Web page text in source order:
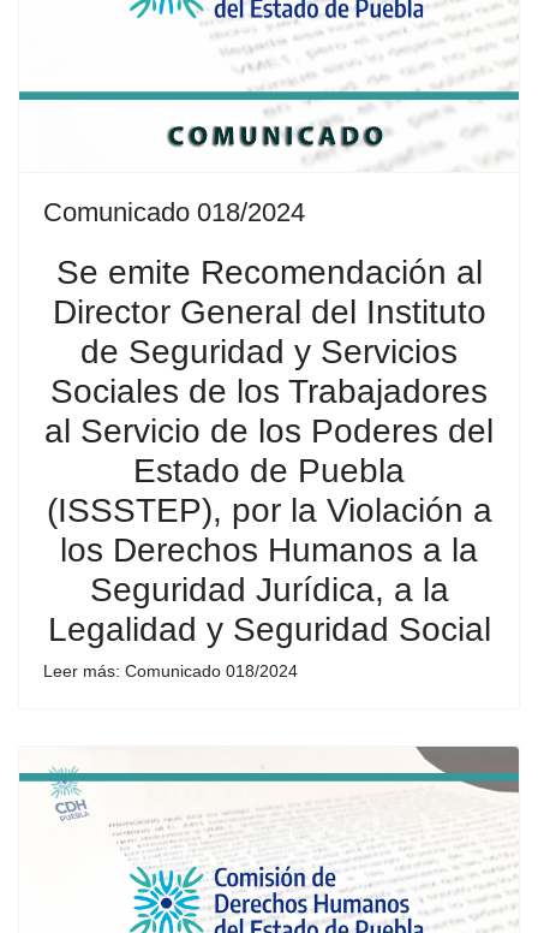
Comunicado 018/2024
Se emite Recomendación al
Director General del Instituto
de Seguridad y Servicios
Sociales de los Trabajadores
al Servicio de los Poderes del
Estado de Puebla
(ISSSTEP), por la Violación a
los Derechos Humanos a la
Seguridad Jurídica, a la
Legalidad y Seguridad Social
Leer más: Comunicado 018/2024